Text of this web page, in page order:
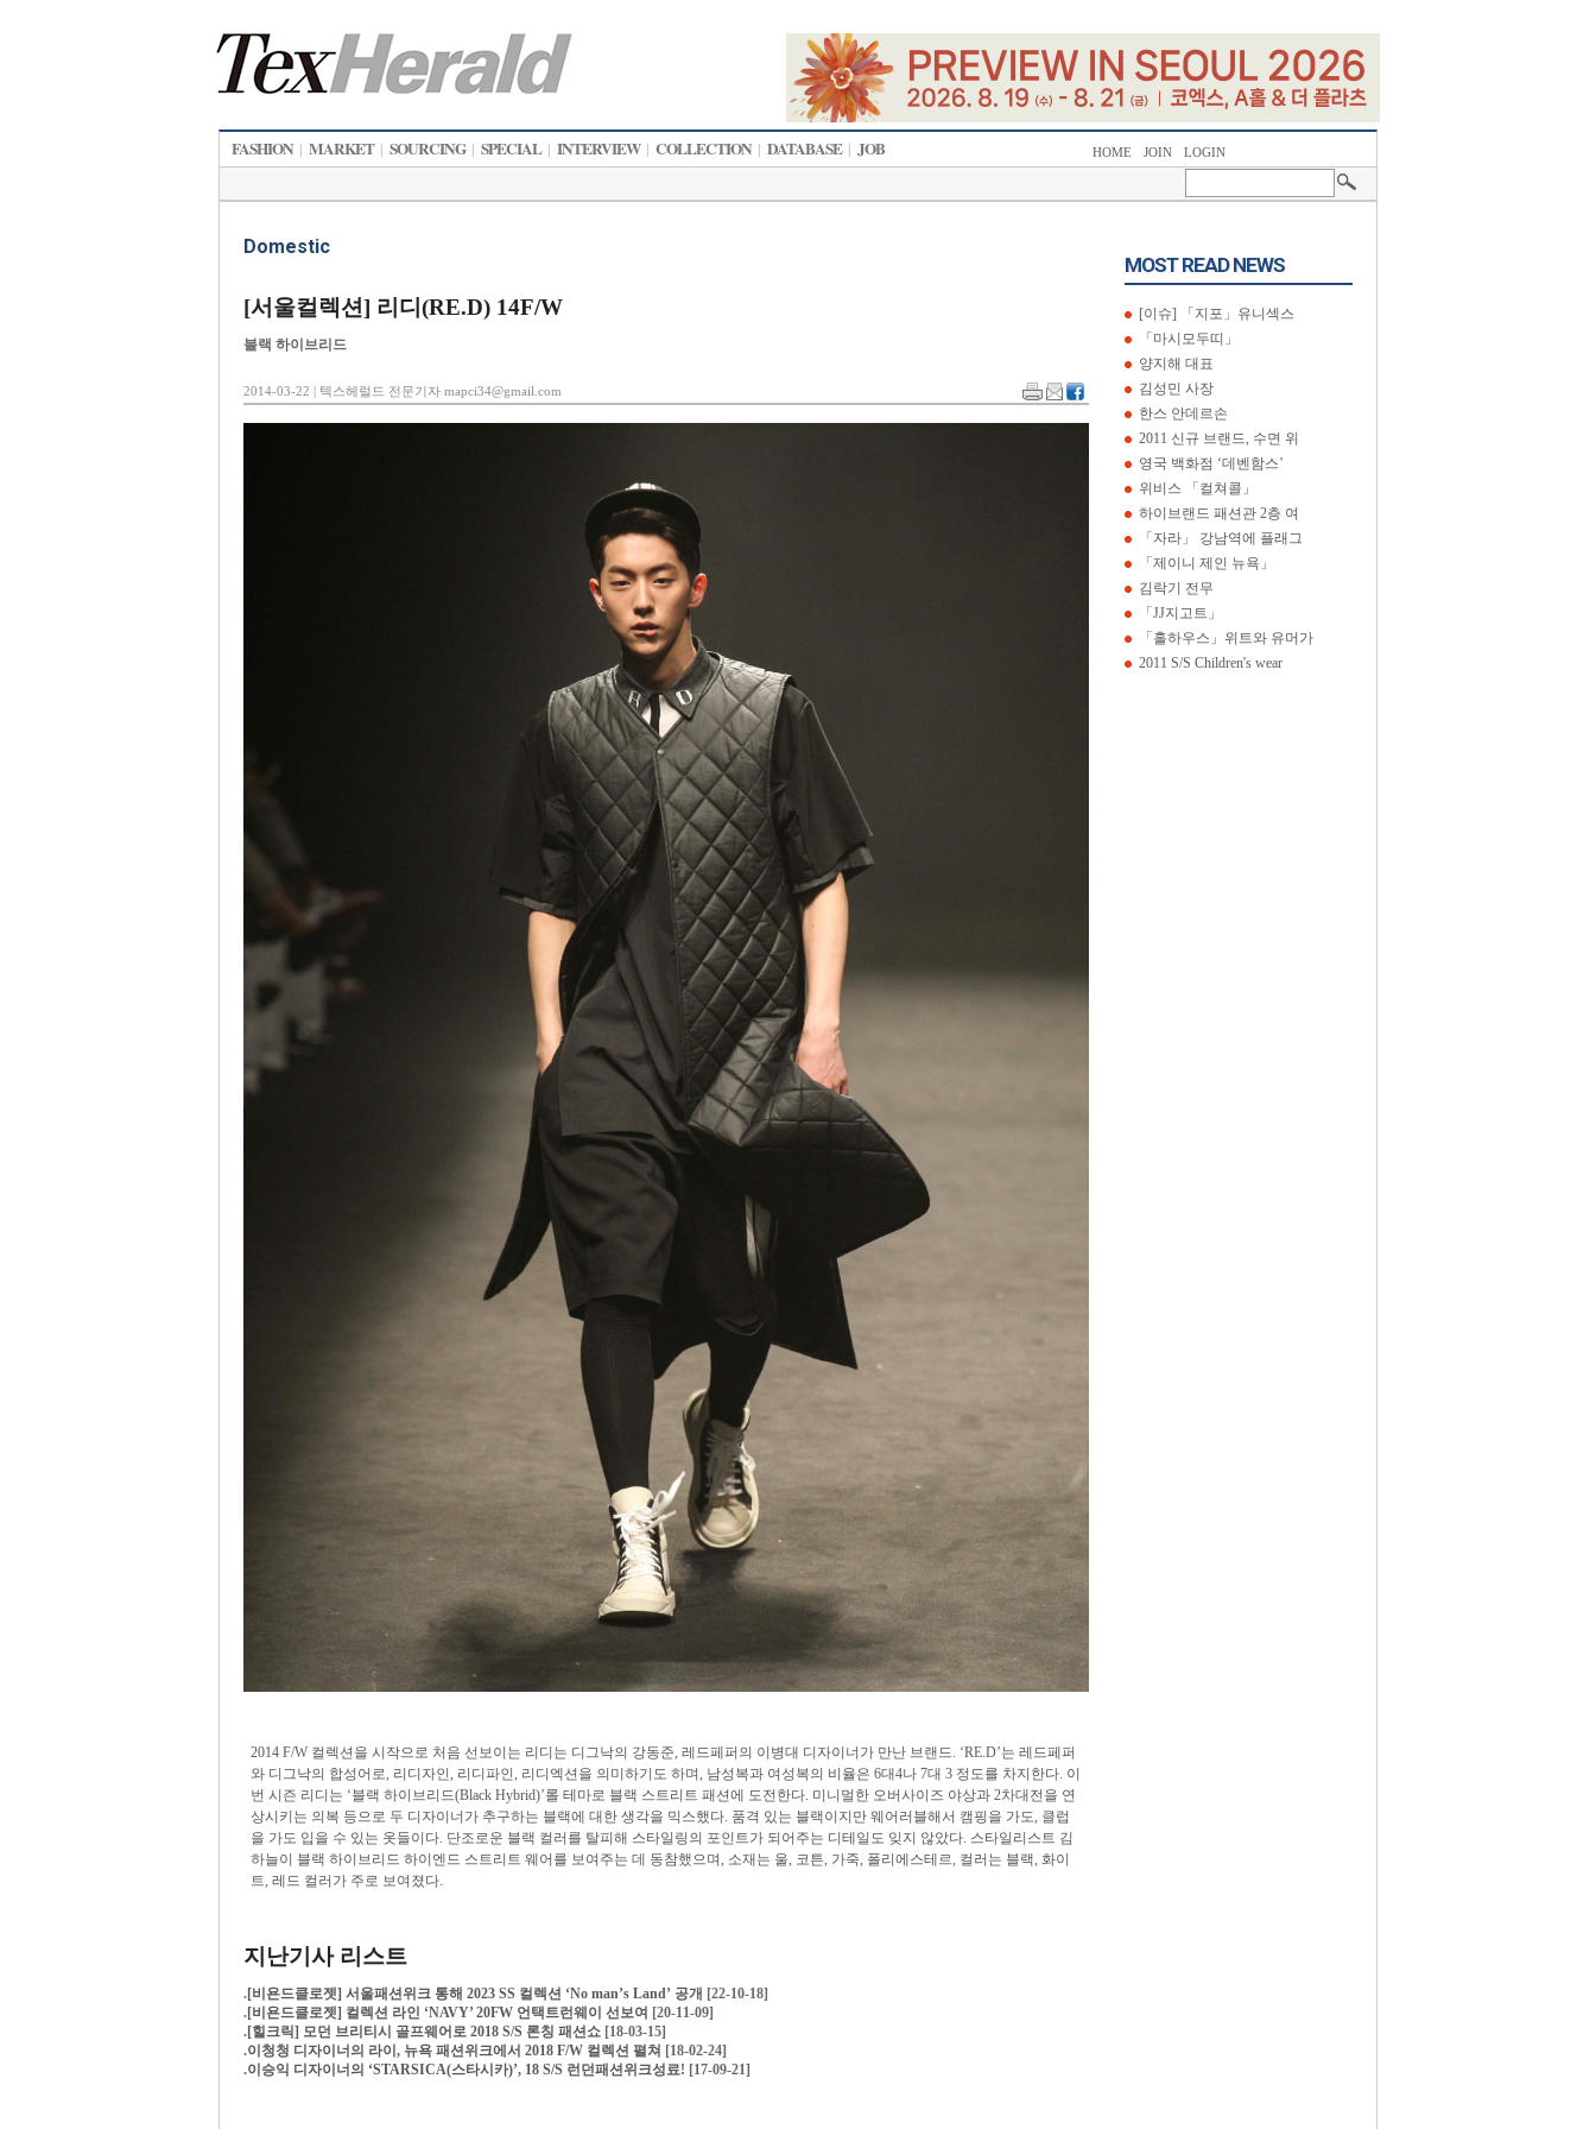
FASHION | MARKET | SOURCING | SPECIAL | INTERVIEW | COLLECTION | DATABASE | JOB HOME JOIN LOGIN
Domestic
[서울컬렉션] 리디(RE.D) 14F/W
블랙 하이브리드
2014-03-22 | 텍스헤럴드 전문기자 mapci34@gmail.com
2014 F/W 컬렉션을 시작으로 처음 선보이는 리디는 디그낙의 강동준, 레드페퍼의 이병대 디자이너가 만난 브랜드. ‘RE.D’는 레드페퍼
와 디그낙의 합성어로, 리디자인, 리디파인, 리디엑션을 의미하기도 하며, 남성복과 여성복의 비율은 6대4나 7대 3 정도를 차지한다. 이
번 시즌 리디는 ‘블랙 하이브리드(Black Hybrid)’롤 테마로 블랙 스트리트 패션에 도전한다. 미니멀한 오버사이즈 야상과 2차대전을 연
상시키는 의복 등으로 두 디자이너가 추구하는 블랙에 대한 생각을 믹스했다. 품격 있는 블랙이지만 웨어러블해서 캠핑을 가도, 클럽
을 가도 입을 수 있는 옷들이다. 단조로운 블랙 컬러를 탈피해 스타일링의 포인트가 되어주는 디테일도 잊지 않았다. 스타일리스트 김
하늘이 블랙 하이브리드 하이엔드 스트리트 웨어를 보여주는 데 동참했으며, 소재는 울, 코튼, 가죽, 폴리에스테르, 컬러는 블랙, 화이
트, 레드 컬러가 주로 보여졌다.
지난기사 리스트
.[비욘드클로젯] 서울패션위크 통해 2023 SS 컬렉션 ‘No man’s Land’ 공개 [22-10-18]
.[비욘드클로젯] 컬렉션 라인 ‘NAVY’ 20FW 언택트런웨이 선보여 [20-11-09]
.[힐크릭] 모던 브리티시 골프웨어로 2018 S/S 론칭 패션쇼 [18-03-15]
.이청청 디자이너의 라이, 뉴욕 패션위크에서 2018 F/W 컬렉션 펼쳐 [18-02-24]
.이승익 디자이너의 ‘STARSICA(스타시카)’, 18 S/S 런던패션위크성료! [17-09-21]
MOST READ NEWS
[이슈] 「지포」유니섹스
「마시모두띠」
양지해 대표
김성민 사장
한스 안데르손
2011 신규 브랜드, 수면 위
영국 백화점 ‘데벤함스’
위비스 「컬쳐콜」
하이브랜드 패션관 2층 여
「자라」 강남역에 플래그
「제이니 제인 뉴욕」
김락기 전무
「JJ지고트」
「홀하우스」위트와 유머가
2011 S/S Children's wear